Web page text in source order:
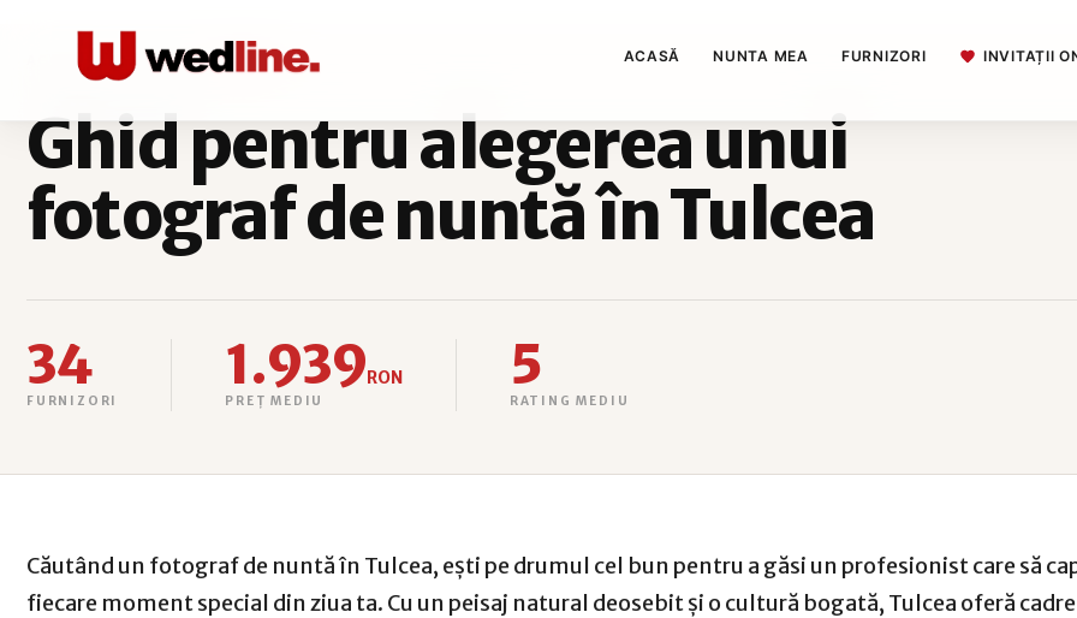
ACASĂ NUNTA MEA FURNIZORI INVITAȚII
FOTO-VIDEO TULCEA
Ghid pentru alegerea unui
fotograf de nuntă în Tulcea
34
FURNIZORI
1.939RON
PREȚ MEDIU
5
RATING MEDIU
Căutând un fotograf de nuntă în Tulcea, ești pe drumul cel bun pentru a găsi un profesionist care să
fiecare moment special din ziua ta. Cu un peisaj natural deosebit și o cultură bogată, Tulcea oferă